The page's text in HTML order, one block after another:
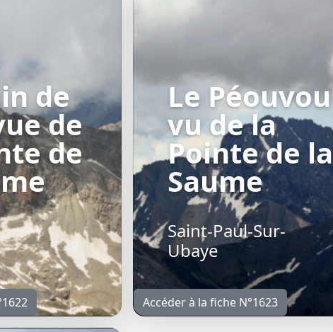
de
de
de
Le Péouvou
vu de la
Pointe de la
Saume
Saint-Paul-Sur-
Ubaye
Accéder à la fiche N°1623